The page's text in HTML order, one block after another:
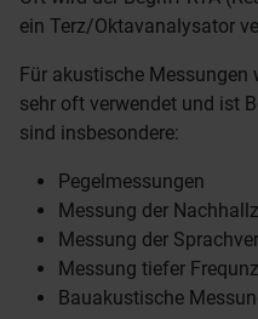
ein Terz/Oktavanalysator
Für akustische
sehr oft verwendet und ist
sind insbesondere:
Pegelmessungen
Messung der
Messung der
Messung tiefer
Bauakustische